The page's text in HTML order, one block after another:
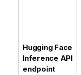
Hugging Face
Inference API
endpoint